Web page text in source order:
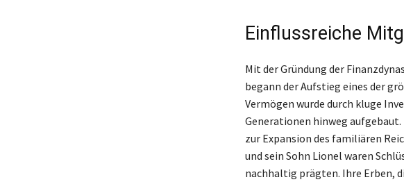
Einflussreiche
Mit der Gründung der
begann der Aufstieg eines der
Vermögen wurde durch kluge
Generationen hinweg
zur Expansion des familiären
und sein Sohn Lionel waren
nachhaltig prägten. Ihre Erben,